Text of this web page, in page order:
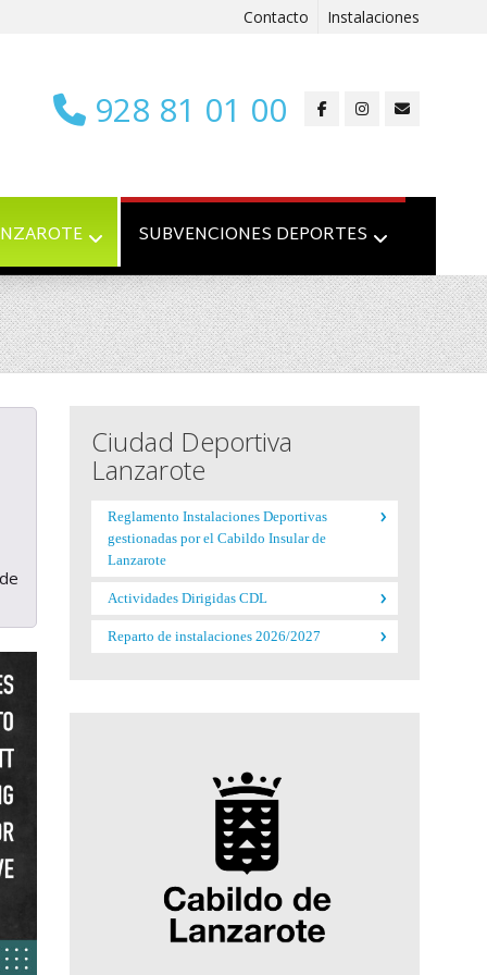
Contacto Instalaciones
928 81 01 00
SUBVENCIONES DEPORTES
Ciudad Deportiva
Lanzarote
Reglamento Instalaciones Deportivas
gestionadas por el Cabildo Insular de
Lanzarote
Actividades Dirigidas CDL
Reparto de instalaciones 2026/2027